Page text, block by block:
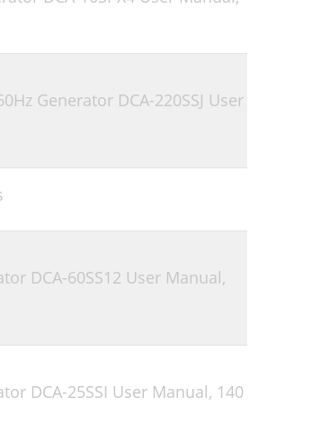
Generator DCA-220SSJ User
DCA-60SS12 User Manual,
DCA-25SSI User Manual, 140